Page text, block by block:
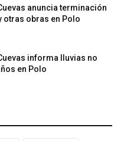
anuncia terminación
otras obras en Polo
informa lluvias no
en Polo